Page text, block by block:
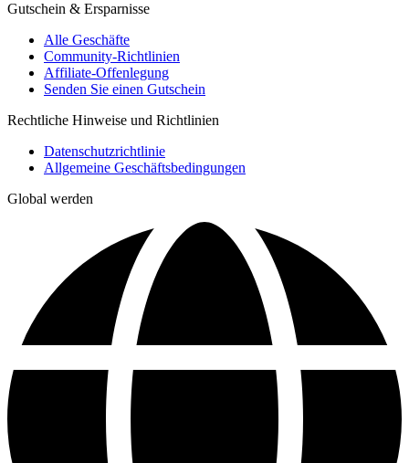
Gutschein & Ersparnisse
Alle Geschäfte
Community-Richtlinien
Affiliate-Offenlegung
Senden Sie einen Gutschein
Rechtliche Hinweise und Richtlinien
Datenschutzrichtlinie
Allgemeine Geschäftsbedingungen
Global werden